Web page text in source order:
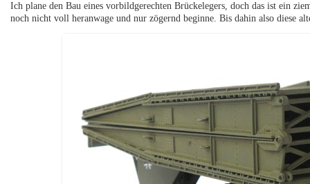
Ich plane den Bau eines vorbildgerechten Brückelegers, doch das ist ein
noch nicht voll heranwage und nur zögernd beginne. Bis dahin also diese